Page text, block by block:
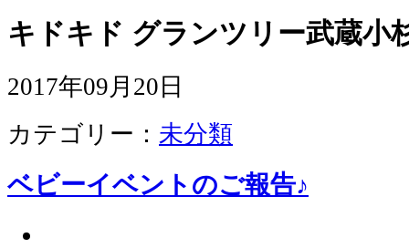
キドキド グランツリー武蔵小
2017年09月20日
カテゴリー： 未分類
ベビーイベントのご報告♪